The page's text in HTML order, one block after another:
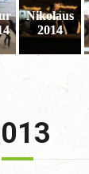
Nikolaus
2014